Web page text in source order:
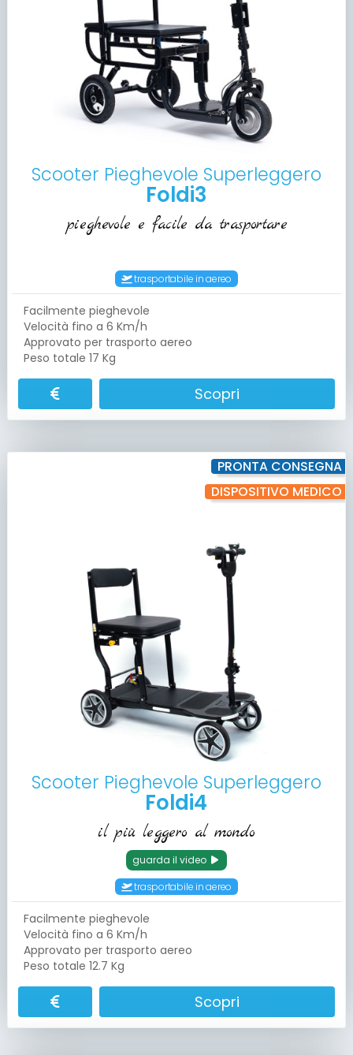
Scooter Pieghevole Superleggero
Foldi3
pieghevole e facile da trasportare
trasportabile in aereo
Facilmente pieghevole
Velocità fino a 6 Km/h
Approvato per trasporto aereo
Peso totale 17 Kg
Scopri
PRONTA CONSEGNA
DISPOSITIVO MEDICO
Scooter Pieghevole Superleggero
Foldi4
il più leggero al mondo
guarda il video
trasportabile in aereo
Facilmente pieghevole
Velocità fino a 6 Km/h
Approvato per trasporto aereo
Peso totale 12.7 Kg
Scopri